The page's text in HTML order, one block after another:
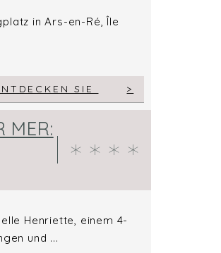
in Ars-en-Ré, Île
SIE
MER:
Henriette, einem 4-
und ...